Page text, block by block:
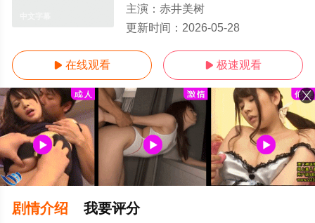
主演： 赤井美树
更新时间： 2026-05-28
 在线观看  极速观看
剧情介绍 我要评分